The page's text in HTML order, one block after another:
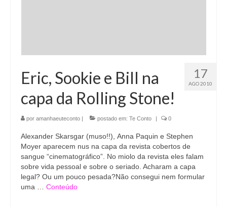
17
AGO 2010
Eric, Sookie e Bill na
capa da Rolling Stone!
por amanhaeuteconto | postado em: Te Conto | 0
Alexander Skarsgar (muso!!), Anna Paquin e Stephen
Moyer aparecem nus na capa da revista cobertos de
sangue “cinematográfico”. No miolo da revista eles falam
sobre vida pessoal e sobre o seriado. Acharam a capa
legal? Ou um pouco pesada?Não consegui nem formular
uma … Conteúdo